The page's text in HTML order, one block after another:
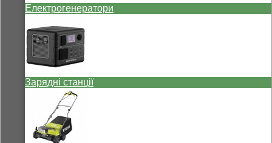
Електрогенератори
Зарядні станції